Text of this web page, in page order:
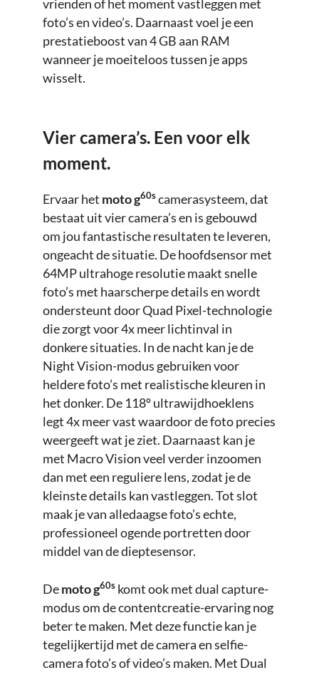
vrienden of het moment vastleggen met
foto’s en video’s. Daarnaast voel je een
prestatieboost van 4 GB aan RAM
wanneer je moeiteloos tussen je apps
wisselt.
Vier camera’s. Een voor elk
moment.
Ervaar het moto g60scamerasysteem, dat
bestaat uit vier camera’s en is gebouwd
om jou fantastische resultaten te leveren,
ongeacht de situatie. De hoofdsensor met
64MP ultrahoge resolutie maakt snelle
foto’s met haarscherpe details en wordt
ondersteunt door Quad Pixel-technologie
die zorgt voor 4x meer lichtinval in
donkere situaties. In de nacht kan je de
Night Vision-modus gebruiken voor
heldere foto’s met realistische kleuren in
het donker. De 118º ultrawijdhoeklens
legt 4x meer vast waardoor de foto precies
weergeeft wat je ziet. Daarnaast kan je
met Macro Vision veel verder inzoomen
dan met een reguliere lens, zodat je de
kleinste details kan vastleggen. Tot slot
maak je van alledaagse foto’s echte,
professioneel ogende portretten door
middel van de dieptesensor.
Demoto g60s komt ook met dual capture-
modus om de contentcreatie-ervaring nog
beter te maken. Met deze functie kan je
tegelijkertijd met de camera en selfie-
camera foto’s of video’s maken. Met Dual